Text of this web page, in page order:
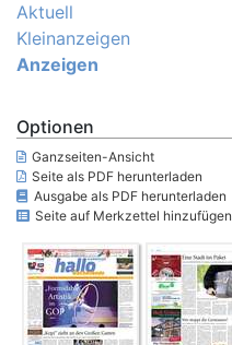
Aktuell
Kleinanzeigen
Anzeigen
Optionen
Ganzseiten-Ansicht
Seite als PDF herunterladen
Ausgabe als PDF herunterladen
Seite auf Merkzettel hinzufügen